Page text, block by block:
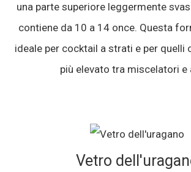
una parte superiore leggermente
contiene da 10 a 14 once. Questa
ideale per cocktail a strati e per quelli
più elevato tra miscelatori e
Vetro